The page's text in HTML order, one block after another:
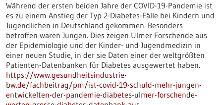
Während der ersten beiden Jahre der COVID-19-Pandemie ist
es zu einem Anstieg der Typ 2-Diabetes-Fälle bei Kindern und
Jugendlichen in Deutschland gekommen. Besonders
betroffen waren Jungen. Dies zeigen Ulmer Forschende aus
der Epidemiologie und der Kinder- und Jugendmedizin in
einer neuen Studie, in der sie Daten einer der weltgrößten
Patienten-Datenbanken für Diabetes ausgewertet haben.
https://www.gesundheitsindustrie-
bw.de/fachbeitrag/pm/ist-covid-19-schuld-mehr-jungen-
entwickelten-der-pandemie-diabetes-ulmer-forschende-